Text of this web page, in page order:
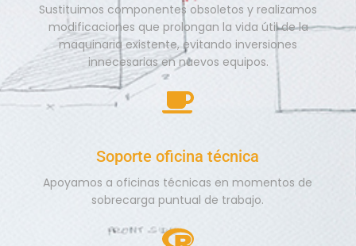
Sustituimos componentes obsoletos y realizamos
modificaciones que prolongan la vida útil de la
maquinaria existente, evitando inversiones
innecesarias en nuevos equipos.
Soporte oficina técnica
Apoyamos a oficinas técnicas en momentos de
sobrecarga puntual de trabajo.